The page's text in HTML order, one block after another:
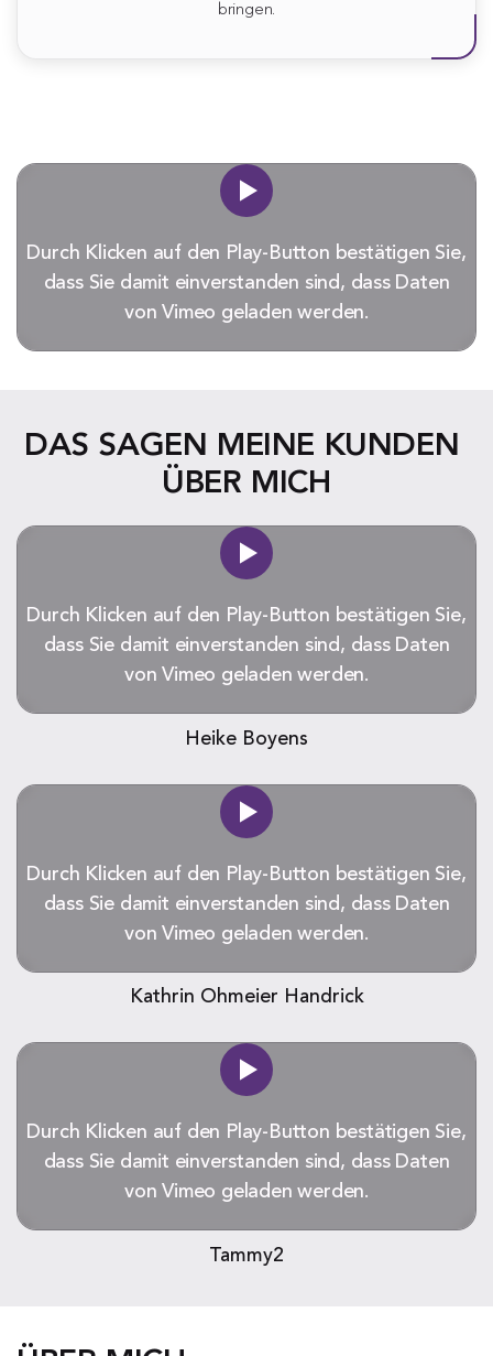
bringen.
Durch Klicken auf den Play-Button bestätigen Sie,
dass Sie damit einverstanden sind, dass Daten
von Vimeo geladen werden.
DAS SAGEN MEINE KUNDEN
ÜBER MICH
Durch Klicken auf den Play-Button bestätigen Sie,
dass Sie damit einverstanden sind, dass Daten
von Vimeo geladen werden.
Heike Boyens
Durch Klicken auf den Play-Button bestätigen Sie,
dass Sie damit einverstanden sind, dass Daten
von Vimeo geladen werden.
Kathrin Ohmeier Handrick
Durch Klicken auf den Play-Button bestätigen Sie,
dass Sie damit einverstanden sind, dass Daten
von Vimeo geladen werden.
Tammy2